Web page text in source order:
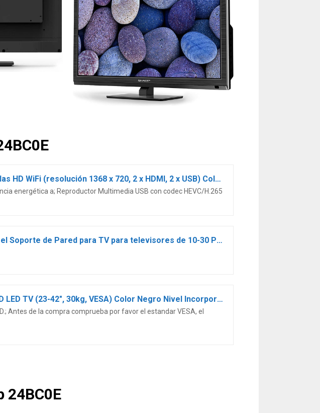
Sharp Aquos 24BC0E-Televisor Smart TV de 24″-24 Pulgadas HD WiFi (resolución 1368 x 720, 2 x HDMI, 2 x USB) Color Negro, 1T-C24BC0ER2NB
energética a; Reproductor Multimedia USB con codec HEVC/H.265
Soporte de Pared para TV, Base giratoria e inclinable Gira el Soporte de Pared para TV para televisores de 10-30 Pulgadas de hasta 15 kg, VESA 75X75/100X100 mm
Maclean MC-667 – Soporte Fijo de Pared para Pantalla LCD LED TV (23-42″, 30kg, VESA) Color Negro Nivel Incorporado
Antes de la compra comprueba por favor el estandar VESA, el
24BC0E